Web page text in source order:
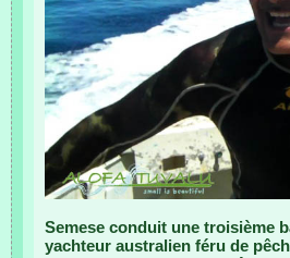
Semese conduit une troisième
yachteur australien féru de